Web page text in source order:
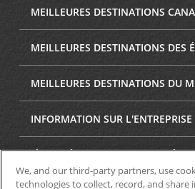
MEILLEURES DESTINATIONS
MEILLEURES DESTINATIONS DES
MEILLEURES DESTINATIONS DU
INFORMATION SUR L'ENTREPRISE
SÉCURITÉ ET CONFIDENTIALITÉ
We, and our third-party partners, use
technologies to collect, record, and